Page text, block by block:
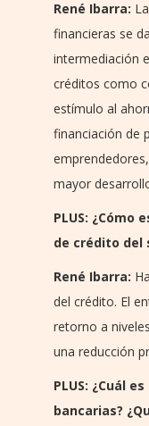
René Ibarra:
financieras se
intermediación
créditos como
estímulo al
financiación de
mayor
PLUS: ¿Cómo
de crédito del
René Ibarra:
del crédito. El
retorno a
una reducción
PLUS: ¿Cuál
bancarias?